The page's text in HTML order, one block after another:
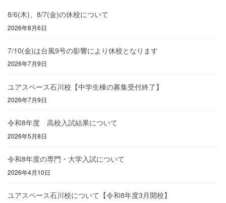
8/6(木)、8/7(金)の休校について
2026年8月6日
7/10(金)は台風9号の影響により休校となります
2026年7月9日
ユアスペース石川校【中学生棟の募集受付終了】
2026年7月9日
令和8年度 高校入試結果について
2026年5月8日
令和8年度の専門・大学入試について
2026年4月10日
ユアスペース石川校について【令和8年度3月開校】